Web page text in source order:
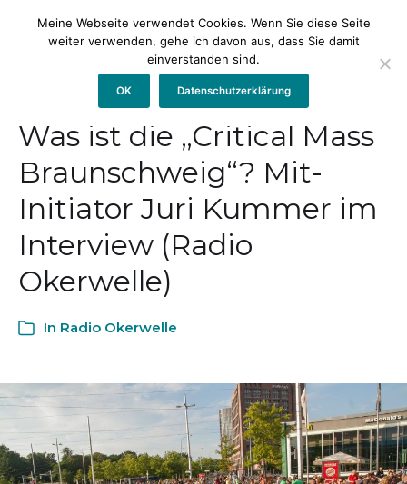
Was ist die „Critical Mass
Braunschweig“? Mit-
Initiator Juri Kummer im
Interview (Radio
Okerwelle)
In Radio Okerwelle
Meine Webseite verwendet Cookies. Wenn Sie diese Seite
weiter verwenden, gehe ich davon aus, dass Sie damit
einverstanden sind.
OK Datenschutzerklärung